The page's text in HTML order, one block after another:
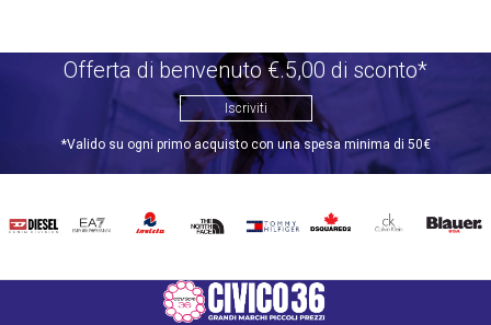
Offerta di benvenuto €.5,00 di sconto*
Iscriviti
*Valido su ogni primo acquisto con una spesa minima di 50€
DIESEL EA7 INVICTATHE
TOMMY
DSQUARED2
CALVIN BLAUER